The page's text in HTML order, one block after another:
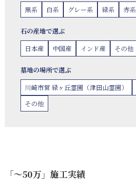
黒系
白系 グレー系 緑系 赤系
石の産地で選ぶ
日本産
中国産 インド産 その他
墓地の場所で選ぶ
川崎市営 緑ヶ丘霊園（津田山霊園）
その他
「〜50万」施工実績